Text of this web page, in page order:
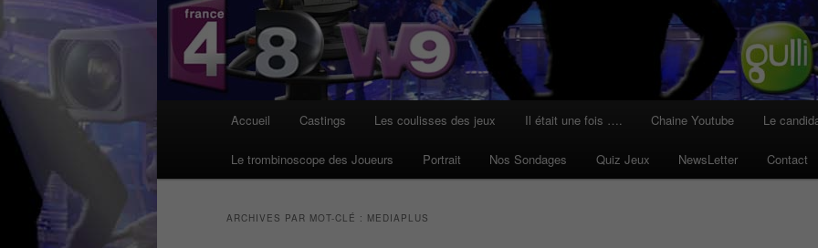
Accueil Castings Les coulisses des jeux Il était une fois …. Chaine Youtube Le
Le trombinoscope des Joueurs Portrait Nos Sondages Quiz Jeux NewsLetter Contact
ARCHIVES PAR MOT-CLÉ : MEDIAPLUS